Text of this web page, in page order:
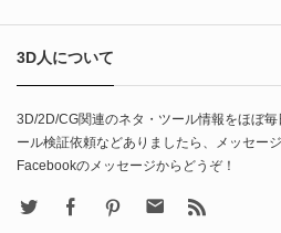
3D人について
3D/2D/CG関連のネタ・ツール情報をほぼ
ール検証依頼などありましたら、メッセー
Facebookのメッセージからどうぞ！
FacebookPinterest Contact